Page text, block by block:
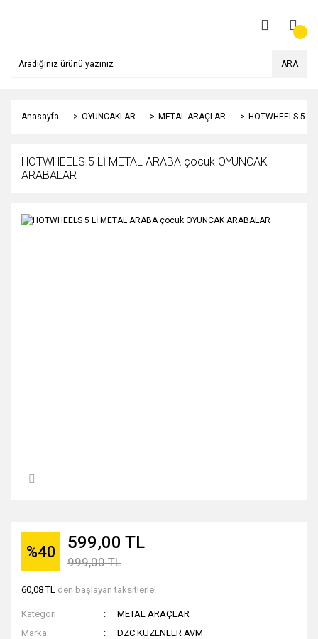
ARA
Anasayfa OYUNCAKLAR METAL ARAÇLAR HOTWHEELS 5
HOTWHEELS 5 Lİ METAL ARABA çocuk OYUNCAK
ARABALAR
%40 599,00 TL
999,00 TL
60,08 TL den başlayan taksitlerle!
Kategori
METAL ARAÇLAR
Marka
DZC KUZENLER AVM